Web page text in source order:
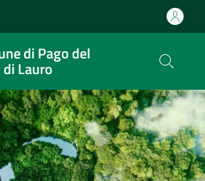
di Pago del
Lauro